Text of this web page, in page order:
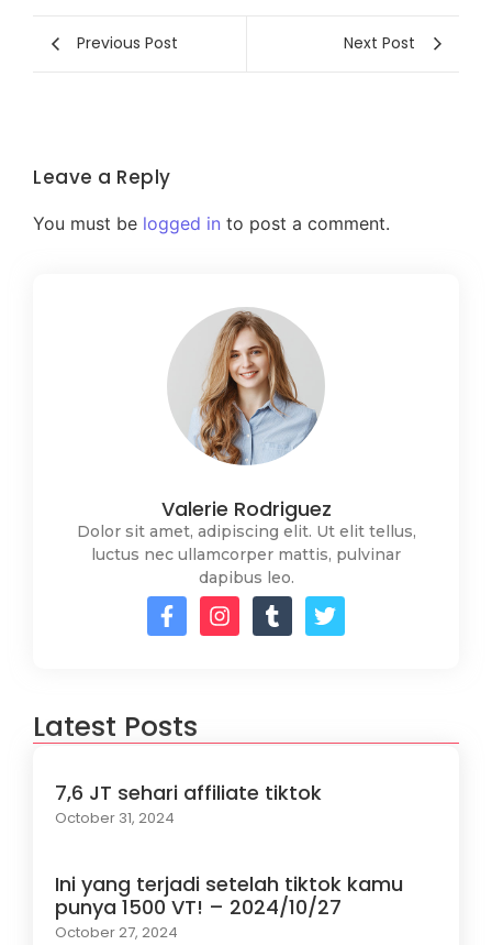
Previous Post Next Post
Leave a Reply
You must be logged in to post a comment.
Valerie Rodriguez
Dolor sit amet, adipiscing elit. Ut elit tellus,
luctus nec ullamcorper mattis, pulvinar
dapibus leo.
Latest Posts
7,6 JT sehari affiliate tiktok
October 31, 2024
Ini yang terjadi setelah tiktok kamu
punya 1500 VT! – 2024/10/27
October 27, 2024